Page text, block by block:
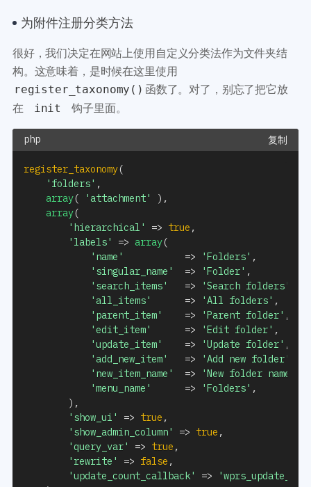
为附件注册分类方法
很好，我们决定在网站上使用自定义分类法作为文件夹结
构。这意味着，是时候在这里使用
register_taxonomy() 函数了。对了，别忘了把它放
在
init 钩子里面。
复制
register_taxonomy(
'folders' ,
array( 'attachment' ) ,
array(
'hierarchical'
=> true ,
'labels'
=> array(
'name'
=> 'Folders' ,
'singular_name'
=> 'Folder' ,
'search_items'
=> 'Search folders'
'all_items'
=> 'All folders' ,
'parent_item'
=> 'Parent folder' ,
'edit_item'
=> 'Edit folder' ,
'update_item'
=> 'Update folder' ,
'add_new_item'
=> 'Add new folder'
'new_item_name'
=> 'New folder name'
'menu_name'
=> 'Folders' ,
) ,
'show_ui'
=> true ,
'show_admin_column'
=> true ,
'query_var'
=> true ,
'rewrite'
=> false ,
'update_count_callback'
=>